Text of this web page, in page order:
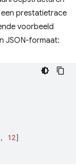
prestatietrace
voorbeeld
JSON-formaat:
, 12]